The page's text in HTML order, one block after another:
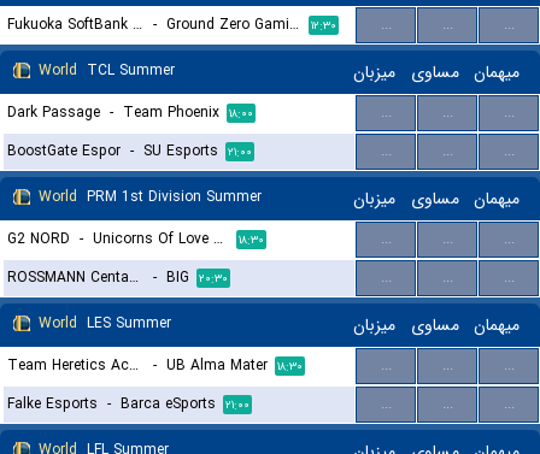
Fukuoka SoftBank Hawks gaming - Ground Zero Gaming ۱۲:۳۰ ... ...
...
World TCL Summer میزبان مساوی میهمان
Dark Passage - Team Phoenix ۱۸:۰۰ ... ...
...
BoostGate Espor - SU Esports ۲۱:۰۰ ... ...
...
World PRM 1st Division Summer میزبان مساوی میهمان
G2 NORD - Unicorns Of Love Sexy Edition ۱۸:۳۰ ... ...
...
ROSSMANN Centaurs
- BIG ۲۰:۳۰ ... ...
...
World LES Summer میزبان مساوی میهمان
Team Heretics Academy - UB Alma Mater ۱۸:۳۰ ... ...
...
Falke Esports - Barca eSports ۲۱:۰۰ ... ...
...